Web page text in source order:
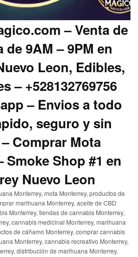
– Venta de
de 9AM – 9PM en
Leon, Edibles,
– +528132769756
– Envios a todo
seguro y sin
Comprar Mota
Smoke Shop #1 en
Nuevo Leon
Monterrey, mota Monterrey, productos de
marihuana Monterrey, aceite de CBD
Monterrey, tiendas de cannabis Monterrey,
cannabis medicinal Monterrey, marihuana
de cáñamo Monterrey, comprar cannabis
Monterrey, cannabis recreativo Monterrey,
distribución de marihuana Monterrey,